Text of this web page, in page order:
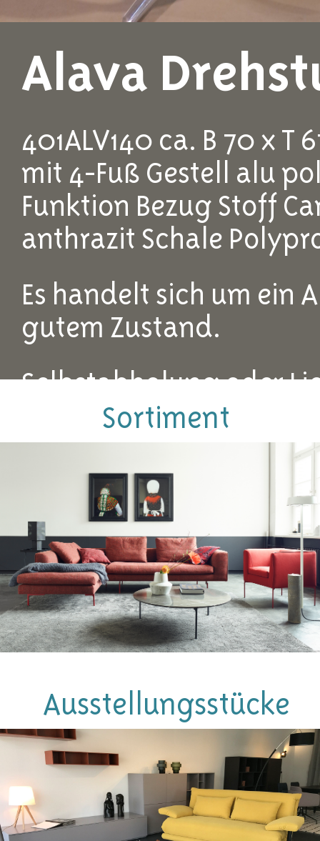
Alava
401ALV140 ca. B 70 x T
mit 4-Fuß Gestell alu
Funktion Bezug Stoff
anthrazit Schale
Es handelt sich um ein
gutem Zustand.
Selbstabholung oder
Umkreis 30 km um
Darüber auf Anfrage.
Abholpreis statt 655,-
450,-
Sortiment
Ausstellungsstücke